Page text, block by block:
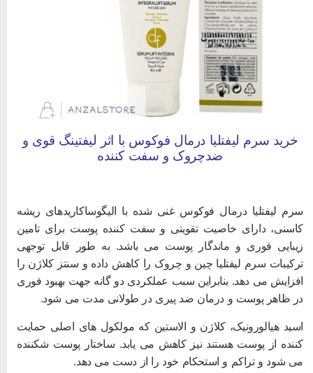
خرید سرم لیفتلیا درمال فوکوس با اثر لیفتینگ قوی و
ضدچروک و سفت کننده
لیفتلیا درمال فوکوس غنی شده با الیگوساکاریدهای ریشه
دارای خاصیت تقویتی و سفت کننده پوست برای تامین
فوری و ماندگار پوست می باشد. به طور قابل توجهی
سرم لیفتلیا چین و چروک را کاهش داده و سنتز کلاژن را
می دهد. بنابراین سبب عملکردی دو گانه جهت بهبود فوری
ظاهر پوست و درمان ضد پیری در طولانی مدت می شود.
هیالورونیک، کلاژن و الاستین که مولکول های اصلی حمایت
از پوست هستند نیز کاهش می یابد. ساختار پوست شکننده
شود و تراکم و استحکام خود را از دست می دهد.